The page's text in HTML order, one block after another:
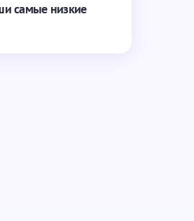
самые низкие